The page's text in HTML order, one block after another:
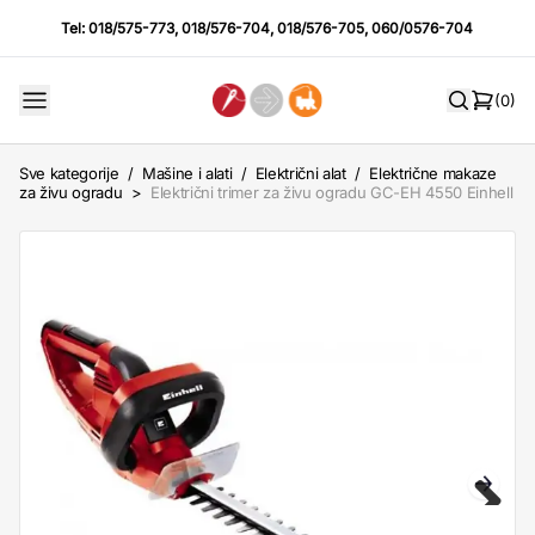
Tel:018/575-773,018/576-704,018/576-705,060/0576-704
(0)
Sve kategorije / Mašine i alati / Električni alat / Električne makaze
za živu ogradu > Električni trimer za živu ogradu GC-EH 4550 Einhell